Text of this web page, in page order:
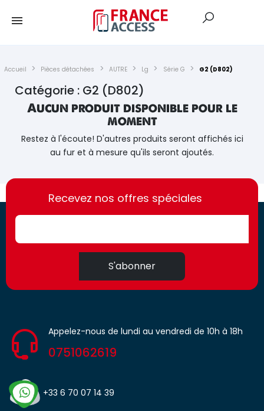
Accueil Pièces détachées AUTRE Lg Série G G2 (D802)
Catégorie : G2 (D802)
Aucun produit disponible pour le
moment
Restez à l'écoute! D'autres produits seront affichés ici
au fur et à mesure qu'ils seront ajoutés.
https://france-
access.fr
https://france-
access.fr
Recevez nos offres spéciales
S'abonner
Appelez-nous de lundi au vendredi de 10h à 18h
0751062619
+33 6 70 07 14 39